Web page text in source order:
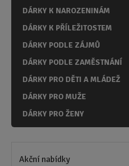
DÁRKY K NAROZENINÁM
DÁRKY K PŘÍLEŽITOSTEM
DÁRKY PODLE ZÁJMŮ
DÁRKY PODLE ZAMĚSTNÁNÍ
DÁRKY PRO DĚTI A MLÁDEŽ
DÁRKY PRO MUŽE
DÁRKY PRO ŽENY
Akční nabídky